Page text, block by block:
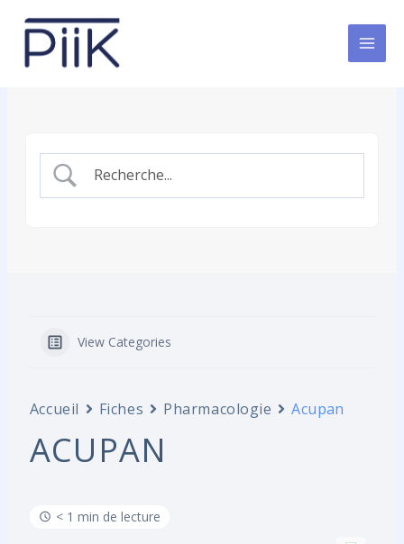
contenu
View Categories
Accueil Fiches Pharmacologie Acupan
ACUPAN
< 1 min de lecture